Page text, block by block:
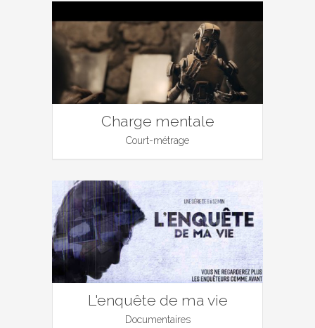
Charge mentale
Court-métrage
L'enquête de ma vie
Documentaires